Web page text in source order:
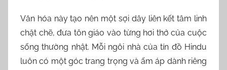
Văn hóa này tạo nên một sợi dây liên kết tâm linh
chặt chẽ, đưa tôn giáo vào từng hơi thở của cuộc
sống thường nhật. Mỗi ngôi nhà của tín đồ Hindu
luôn có một góc trang trọng và ấm áp dành riêng